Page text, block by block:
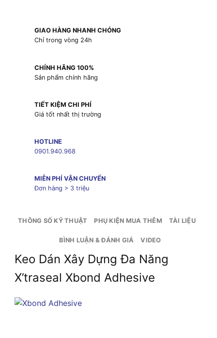
GIAO HÀNG NHANH CHÓNG
Chỉ trong vòng 24h
CHÍNH HÃNG 100%
Sản phẩm chính hãng
TIẾT KIỆM CHI PHÍ
Giá tốt nhất thị trường
HOTLINE
0901.940.968
MIỄN PHÍ VẬN CHUYỂN
Đơn hàng > 3 triệu
THÔNG SỐ KỸ THUẬT PHỤ KIỆN MUA THÊM TÀI LIỆU
BÌNH LUẬN & ĐÁNH GIÁ VIDEO
Keo Dán Xây Dựng Đa Năng
X’traseal Xbond Adhesive